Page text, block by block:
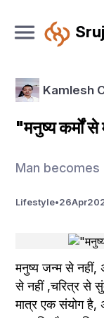
Kamlesh
"मनुष्य कर्मों
Man
Lifestyle•26Apr
मनुष्य जन्म से नहीं,
से नहीं ,चरित्र से
मात्र एक संयोग है,